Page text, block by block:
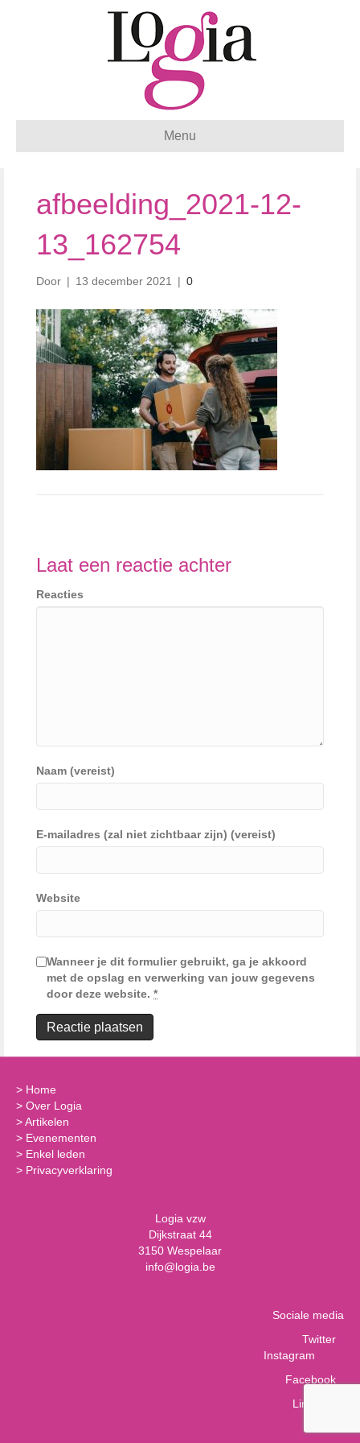
Menu
afbeelding_2021-12-
13_162754
Door | 13 december 2021 | 0
Laat een reactie achter
Reacties
Naam (vereist)
E-mailadres (zal niet zichtbaar zijn) (vereist)
Website
Wanneer je dit formulier gebruikt, ga je akkoord
met de opslag en verwerking van jouw gegevens
door deze website. *
> Home
> Over Logia
>Artikelen
> Evenementen
> Enkel leden
> Privacyverklaring
Logia vzw
Dijkstraat 44
3150 Wespelaar
info@logia.be
Sociale media
Twitter
Instagram
Facebook
LinkedIn